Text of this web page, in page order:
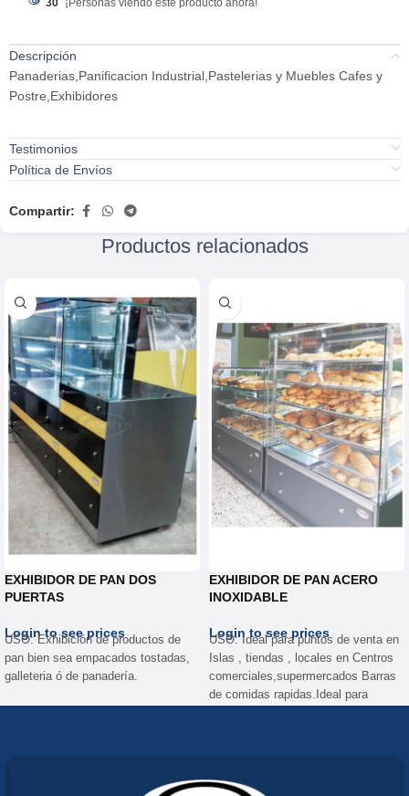
Descripción
Panaderias,Panificacion Industrial,Pastelerias y Muebles Cafes y
Postre,Exhibidores
Testimonios
Política de Envíos
Compartir:
Productos relacionados
EXHIBIDOR DE PAN DOS
PUERTAS
Login to see prices
USO: Exhibición de productos de
pan bien sea empacados tostadas,
galleteria ó de panadería.
EXHIBIDOR DE PAN ACERO
INOXIDABLE
Login to see prices
USO: Ideal para puntos de venta en
Islas , tiendas , locales en Centros
comerciales,supermercados Barras
de comidas rapidas.Ideal para
muffins, hojaldres; etc.